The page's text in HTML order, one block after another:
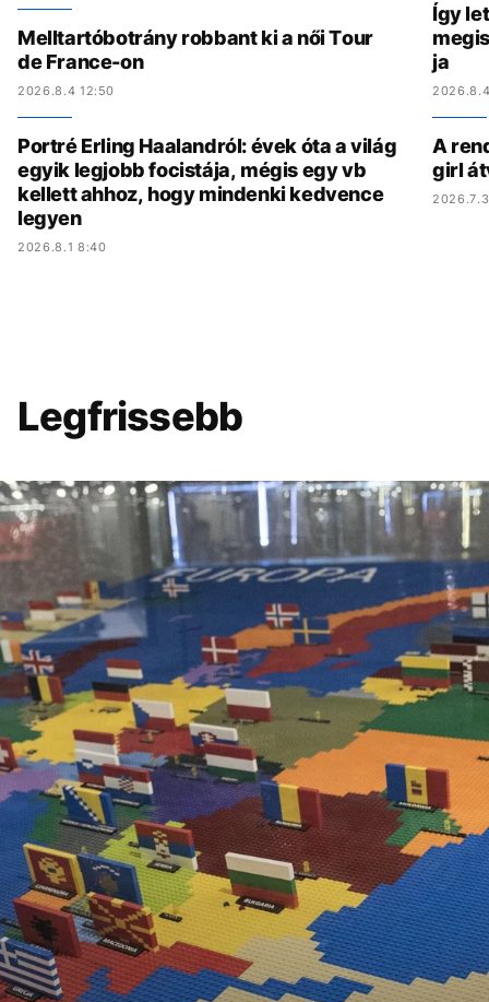
Melltartóbotrány robbant ki a női Tour
de France-on
2026.8.4 12:50
Portré Erling Haalandról: évek óta a világ
egyik legjobb focistája, mégis egy vb
kellett ahhoz, hogy mindenki kedvence
legyen
2026.8.1 8:40
Így
ja
A
girl
Legfrissebb